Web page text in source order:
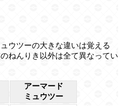
ウツーの大きな違いは覚える
ねんりき以外は全て異なってい
アーマード
ミュウツー